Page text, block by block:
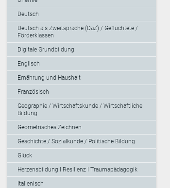
Deutsch
Deutsch als Zweitsprache (DaZ) / Geflüchtete /
Förderklassen
Digitale Grundbildung
Englisch
Ernährung und Haushalt
Französisch
Geographie / Wirtschaftskunde / Wirtschaftliche
Bildung
Geometrisches Zeichnen
Geschichte / Sozialkunde / Politische Bildung
Glück
Herzensbildung I Resilienz I Traumapädagogik
Italienisch